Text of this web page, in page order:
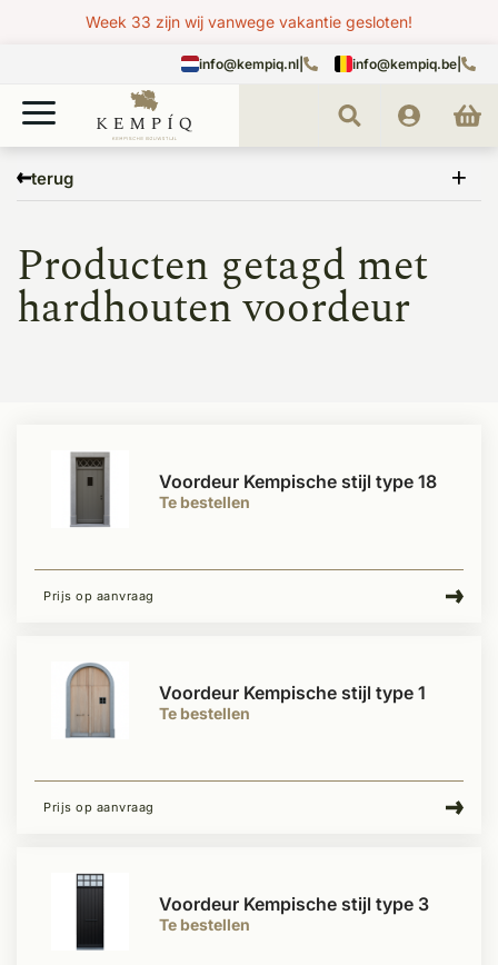
Week 33 zijn wij vanwege vakantie gesloten!
info@kempiq.nl info@kempiq.be
terug
hardhouten voordeur
Producten getagd met
hardhouten voordeur
Te bestellen
Voordeur Kempische stijl type 18
Prijs op aanvraag
Te bestellen
Voordeur Kempische stijl type 1
Prijs op aanvraag
Te bestellen
Voordeur Kempische stijl type 3